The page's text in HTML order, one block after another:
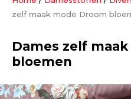
zelf maak mode Droom
Dames zelf
bloemen